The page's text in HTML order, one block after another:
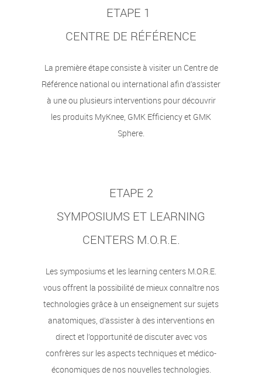
ETAPE 1
CENTRE DE RÉFÉRENCE
La première étape consiste à visiter un Centre de
Référence national ou international afin d’assister
à une ou plusieurs interventions pour découvrir
les produits MyKnee, GMK Efficiency et GMK
Sphere.
ETAPE 2
SYMPOSIUMS ET LEARNING
CENTERS M.O.R.E.
Les symposiums et les learning centers M.O.R.E.
vous offrent la possibilité de mieux connaître nos
technologies grâce à un enseignement sur sujets
anatomiques, d’assister à des interventions en
direct et l’opportunité de discuter avec vos
confrères sur les aspects techniques et médico-
économiques de nos nouvelles technologies.